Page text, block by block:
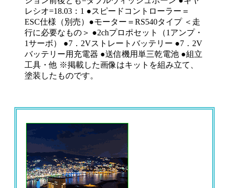
レシオ=18.03：1 ●スピードコントローラー＝
ESC仕様（別売）●モーター＝RS540タイプ ＜走
行に必要なもの＞ ●2chプロポセット（1アンプ・
1サーボ） ●7．2Vストレートバッテリー ●7．2V
バッテリー用充電器 ●送信機用単三乾電池 ●組立
工具・他 ※掲載した画像はキットを組み立て、
塗装したものです。